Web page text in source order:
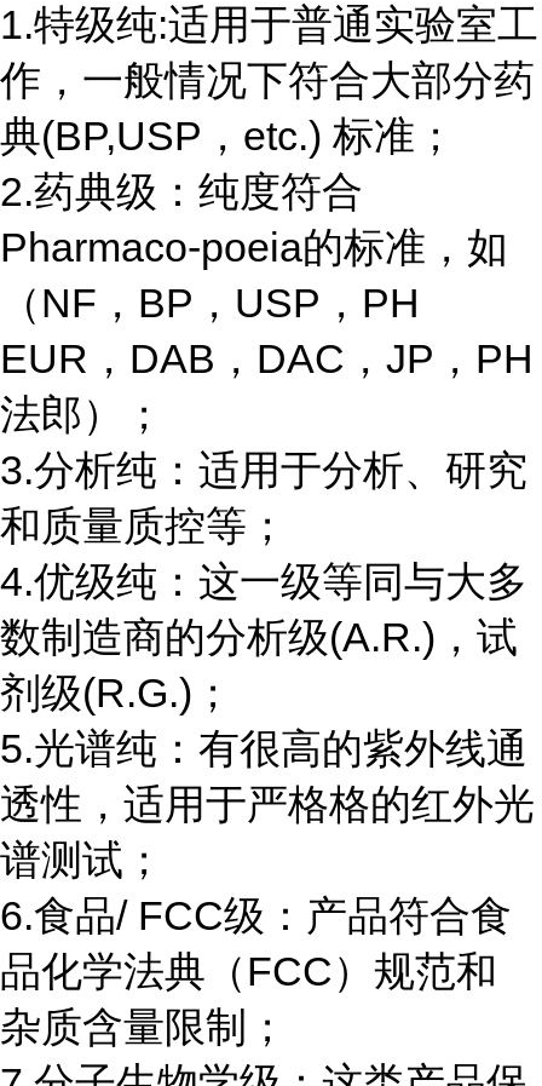
1.特级纯:适用于普通实验室工
作，一般情况下符合大部分药
典(BP,USP，etc.) 标准；
2.药典级：纯度符合
Pharmaco-poeia的标准，如
（NF，BP，USP，PH
EUR，DAB，DAC，JP，PH
法郎）；
3.分析纯：适用于分析、研究
和质量质控等；
4.优级纯：这一级等同与大多
数制造商的分析级(A.R.)，试
剂级(R.G.)；
5.光谱纯：有很高的紫外线通
透性，适用于严格格的红外光
谱测试；
6.食品/ FCC级：产品符合食
品化学法典（FCC）规范和
杂质含量限制；